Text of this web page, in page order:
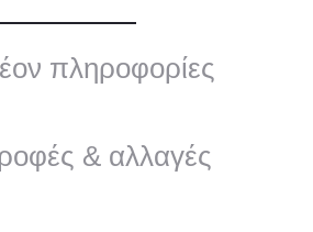
πληροφορίες
& αλλαγές